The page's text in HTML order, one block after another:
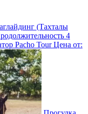
(Тахталы
4
Pacho TourЦена от: